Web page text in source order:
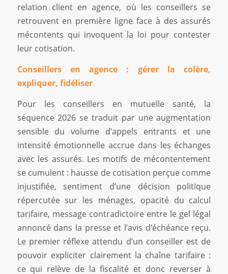
relation client en agence, où les conseillers se
retrouvent en première ligne face à des assurés
mécontents qui invoquent la loi pour contester
leur cotisation.
Conseillers en agence : gérer la colère,
expliquer, fidéliser
Pour les conseillers en mutuelle santé, la
séquence 2026 se traduit par une augmentation
sensible du volume d’appels entrants et une
intensité émotionnelle accrue dans les échanges
avec les assurés. Les motifs de mécontentement
se cumulent : hausse de cotisation perçue comme
injustifiée, sentiment d’une décision politique
répercutée sur les ménages, opacité du calcul
tarifaire, message contradictoire entre le gel légal
annoncé dans la presse et l’avis d’échéance reçu.
Le premier réflexe attendu d’un conseiller est de
pouvoir expliciter clairement la chaîne tarifaire :
ce qui relève de la fiscalité et donc reverser à